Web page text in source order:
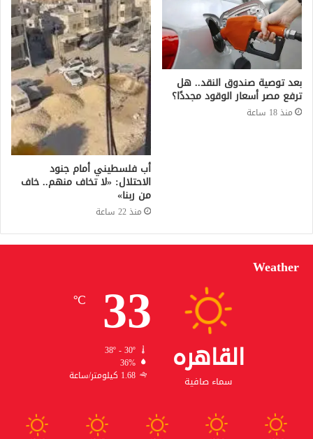
بعد توصية صندوق النقد.. هل
ترفع مصر أسعار الوقود مجددًا؟
منذ 18 ساعة
أب فلسطيني أمام جنود
الاحتلال: «لا تخاف منهم.. خاف
من ربنا»
منذ 22 ساعة
Weather
القاهره
سماء صافية
33
℃
38º - 30º
36%
1.68 كيلومتر/ساعة